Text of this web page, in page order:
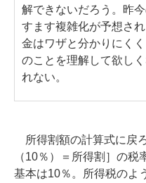
解できないだろう。昨
すます複雑化が予想さ
金はワザと分かりにく
のことを理解して欲し
れない。
所得割額の計算式に戻
（10％）＝所得割］の
基本は10％。所得税のよ